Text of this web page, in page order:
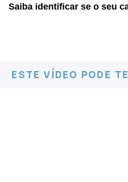
Saiba identificar se o seu
ESTE VÍDEO PODE